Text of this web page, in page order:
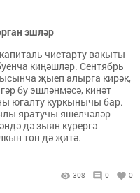
эшләр
чистарту вакыты
киңәшләр. Сентябрь
җыеп алырга кирәк,
бу эшләнмәсә, кинәт
югалту куркынычы бар.
яратучы яшелчәләр
дә зыян күрергә
төн дә җитә.
308 0 0